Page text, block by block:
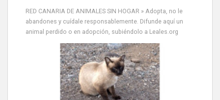
RED CANARIA DE ANIMALES SIN HOGAR » Adopta, no le
abandones y cuídale responsablemente. Difunde aquí un
animal perdido o en adopción, subiéndolo a Leales.org